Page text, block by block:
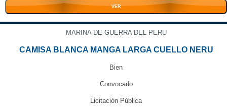
VER
MARINA DE GUERRA DEL PERU
CAMISA BLANCA MANGA LARGA CUELLO NERU
Bien
Convocado
Licitación Pública